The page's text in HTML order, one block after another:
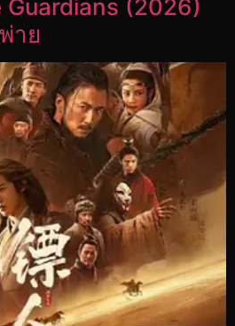
Guardians (2026)
าย